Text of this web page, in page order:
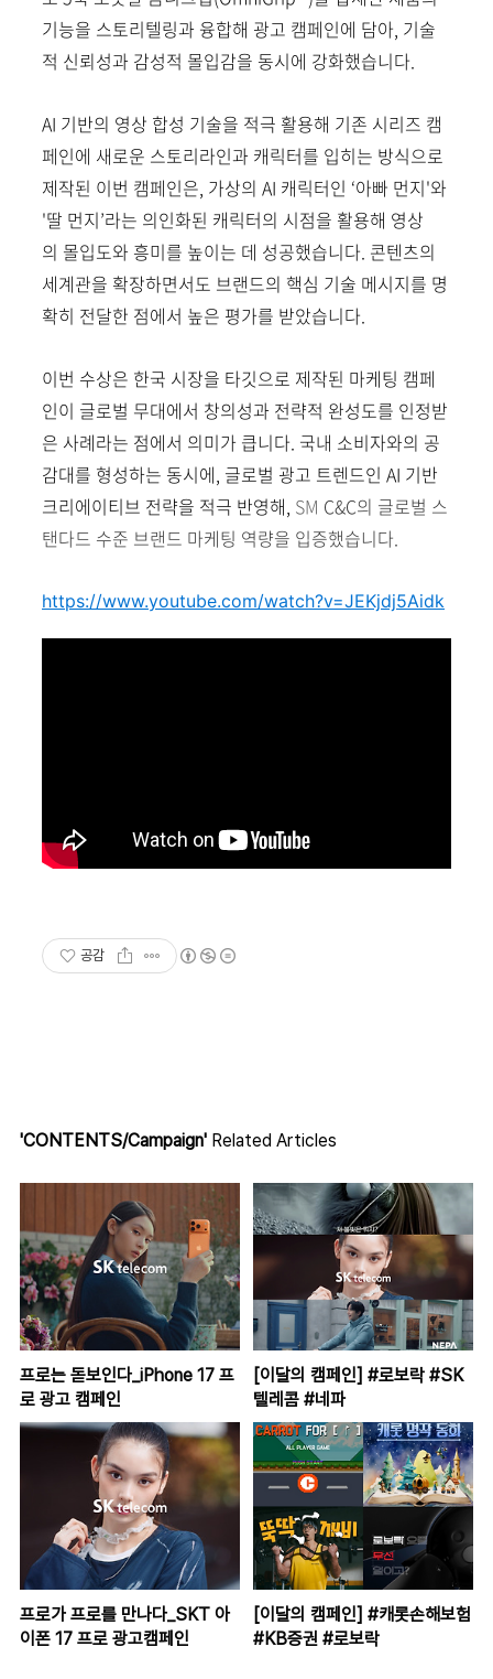
기능을 스토리텔링과 융합해 광고 캠페인에 담아, 기술
적 신뢰성과 감성적 몰입감을 동시에 강화했습니다.
AI 기반의 영상 합성 기술을 적극 활용해 기존 시리즈 캠
페인에 새로운 스토리라인과 캐릭터를 입히는 방식으로
제작된 이번 캠페인은, 가상의 AI 캐릭터인 ‘아빠 먼지'와
'딸 먼지’라는 의인화된 캐릭터의 시점을 활용해 영상
의 몰입도와 흥미를 높이는 데 성공했습니다. 콘텐츠의
세계관을 확장하면서도 브랜드의 핵심 기술 메시지를 명
확히 전달한 점에서 높은 평가를 받았습니다.
이번 수상은 한국 시장을 타깃으로 제작된 마케팅 캠페
인이 글로벌 무대에서 창의성과 전략적 완성도를 인정받
은 사례라는 점에서 의미가 큽니다. 국내 소비자와의 공
감대를 형성하는 동시에, 글로벌 광고 트렌드인 AI 기반
크리에이티브 전략을 적극 반영해, SM C&C의 글로벌 스
탠다드 수준 브랜드 마케팅 역량을 입증했습니다.
https://www.youtube.com/watch?v=JEKjdj5Aidk
공감
'CONTENTS/Campaign' Related Articles
프로는 돋보인다_iPhone 17 프
로 광고 캠페인
[이달의 캠페인] #로보락 #SK
텔레콤 #네파
프로가 프로를 만나다_SKT 아
이폰 17 프로 광고캠페인
[이달의 캠페인] #캐롯손해보험
#KB증권 #로보락